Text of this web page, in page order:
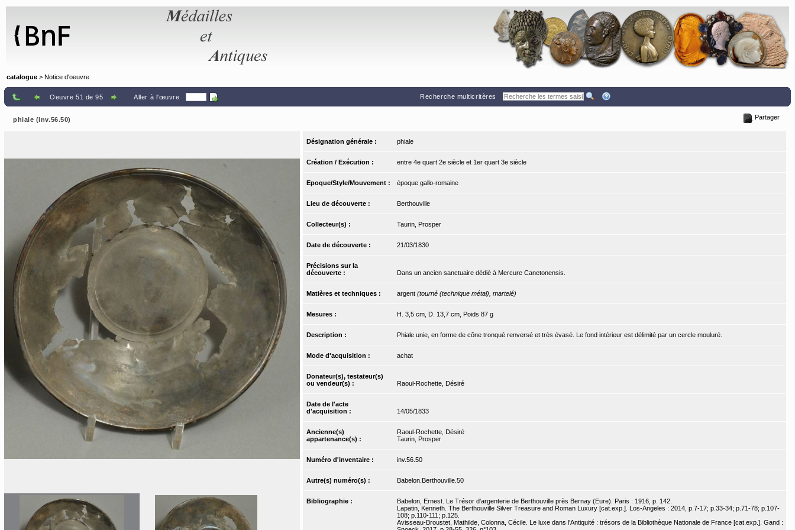
catalogue > Notice d'oeuvre
Oeuvre 51 de 95 Aller à l'œuvre Recherche multicritères
phiale (inv.56.50) Partager
Désignation générale : phiale
Création / Exécution : entre 4e quart 2e siècle et 1er quart 3e siècle
Epoque/Style/Mouvement : époque gallo-romaine
Lieu de découverte : Berthouville
Collecteur(s) : Taurin, Prosper
Date de découverte : 21/03/1830
Précisions sur la
découverte :
Dans un ancien sanctuaire dédié à Mercure Canetonensis.
Matières et techniques : argent (tourné (technique métal), martelé)
Mesures : H. 3,5 cm, D. 13,7 cm, Poids 87 g
Description : Phiale unie, en forme de cône tronqué renversé et très évasé. Le fond intérieur est délimité par un cercle mouluré.
Mode d'acquisition : achat
Donateur(s), testateur(s)
ou vendeur(s) :
Raoul-Rochette, Désiré
Date de l'acte
d'acquisition :
14/05/1833
Ancienne(s)
appartenance(s) :
Raoul-Rochette, Désiré
Taurin, Prosper
Numéro d'inventaire : inv.56.50
Autre(s) numéro(s) : Babelon.Berthouville.50
Bibliographie :
Babelon, Ernest. Le Trésor d'argenterie de Berthouville près Bernay (Eure). Paris : 1916, p. 142.
Lapatin, Kenneth. The Berthouville Silver Treasure and Roman Luxury [cat.exp.]. Los-Angeles : 2014, p.7-17; p.33-34; p.71-78; p.107-
108; p.110-111; p.125.
Avisseau-Broustet, Mathilde, Colonna, Cécile. Le luxe dans l'Antiquité : trésors de la Bibliothèque Nationale de France [cat.exp.]. Gand :